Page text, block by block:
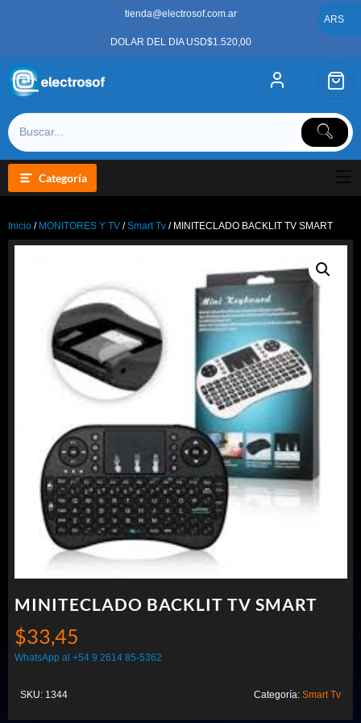
tienda@electrosof.com.ar
DOLAR DEL DIA USD$1.520,00
Categoría
Inicio / MONITORES Y TV /Smart Tv / MINITECLADO BACKLIT TV SMART
MINITECLADO BACKLIT TV SMART
$33,45
WhatsApp al +54 9 2614 85-5362
SKU: 1344 Categoría: Smart Tv
ARS